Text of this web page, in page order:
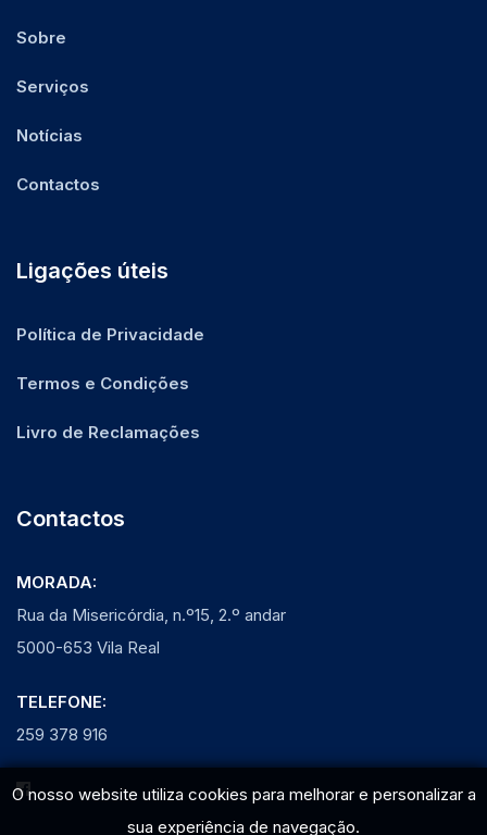
Sobre
Serviços
Notícias
Contactos
Ligações úteis
Política de Privacidade
Termos e Condições
Livro de Reclamações
Contactos
MORADA:
Rua da Misericórdia, n.º15, 2.º andar
5000-653 Vila Real
TELEFONE:
259 378 916
O nosso website utiliza cookies para melhorar e personalizar a
sua experiência de navegação.